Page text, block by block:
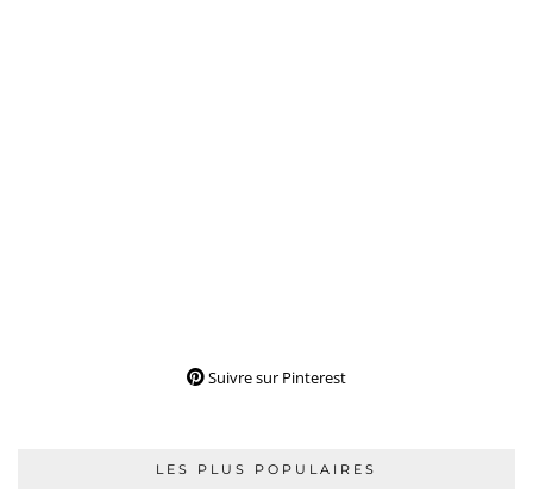
Suivre sur Pinterest
LES PLUS POPULAIRES